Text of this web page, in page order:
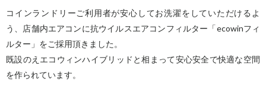
コインランドリーご利用者が安心してお洗濯をしていただけるよ
う、店舗内エアコンに抗ウイルスエアコンフィルター「ecowinフィ
ルター」をご採用頂きました。
既設のえエコウィンハイブリッドと相まって安心安全で快適な空間
を作られています。